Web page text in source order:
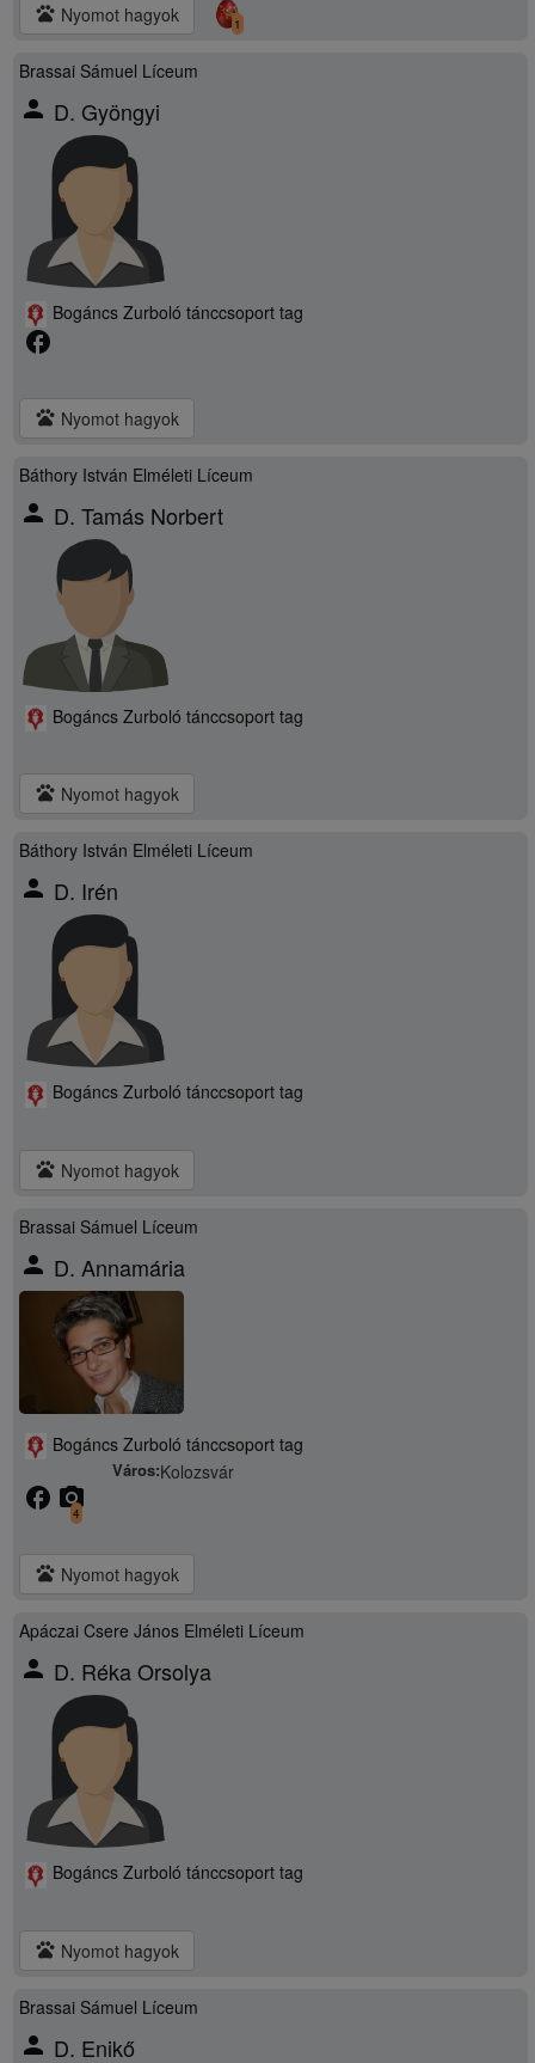
pets Nyomot hagyok 1
Brassai Sámuel Líceum
person D. Gyöngyi
Bogáncs Zurboló tánccsoport tag
facebook
pets Nyomot hagyok
Báthory István Elméleti Líceum
person D. Tamás Norbert
Bogáncs Zurboló tánccsoport tag
pets Nyomot hagyok
Báthory István Elméleti Líceum
person D. Irén
Bogáncs Zurboló tánccsoport tag
pets Nyomot hagyok
Brassai Sámuel Líceum
person D. Annamária
Bogáncs Zurboló tánccsoport tag
Város:Kolozsvár
facebook camera_alt
4
pets Nyomot hagyok
Apáczai Csere János Elméleti Líceum
person D. Réka Orsolya
Bogáncs Zurboló tánccsoport tag
pets Nyomot hagyok
Brassai Sámuel Líceum
person D. Enikő